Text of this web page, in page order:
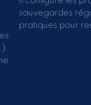
sauvegardes
pratiques pour